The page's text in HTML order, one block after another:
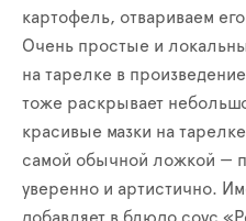
картофель, отвариваем
Очень простые и
на тарелке в
тоже раскрывает
красивые мазки на
самой обычной ложкой —
уверенно и артистично.